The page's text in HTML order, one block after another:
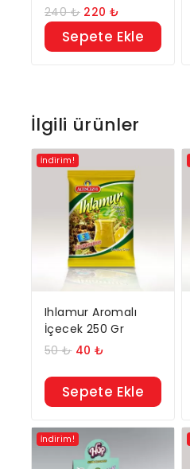
240₺ 220₺
Sepete Ekle
İlgili ürünler
İndirim!
Ihlamur Aromalı
İçecek 250 Gr
50₺ 40₺
Sepete Ekle
İndirim!